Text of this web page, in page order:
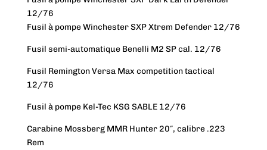
12/76
Fusil à pompe Winchester SXP Xtrem Defender 12/76
Fusil semi-automatique Benelli M2 SP cal. 12/76
Fusil Remington Versa Max competition tactical
12/76
Fusil à pompe Kel-Tec KSG SABLE 12/76
Carabine Mossberg MMR Hunter 20″, calibre .223
Rem